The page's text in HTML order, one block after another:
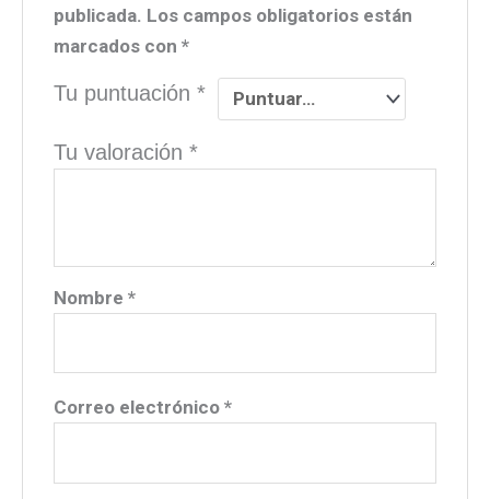
publicada. Los campos obligatorios están
marcados con*
Tu puntuación*
Tu valoración*
Nombre*
Correo electrónico*